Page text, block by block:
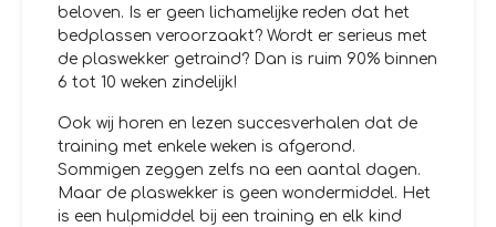
beloven. Is er geen lichamelijke reden dat het
bedplassen veroorzaakt? Wordt er serieus met
de plaswekker getraind? Dan is ruim 90% binnen
6 tot 10 weken zindelijk!
Ook wij horen en lezen succesverhalen dat de
training met enkele weken is afgerond.
Sommigen zeggen zelfs na een aantal dagen.
Maar de plaswekker is geen wondermiddel. Het
is een hulpmiddel bij een training en elk kind